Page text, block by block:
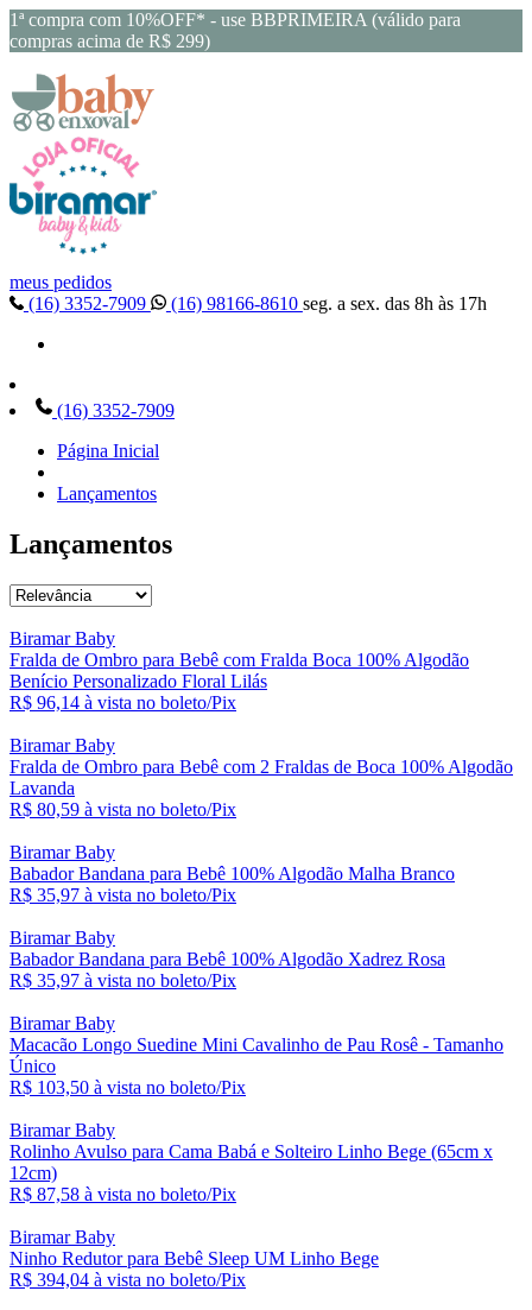
1ª compra com 10%OFF* - use BBPRIMEIRA (válido para
compras acima de R$ 299)
meus pedidos
(16) 3352-7909
(16) 98166-8610 seg. a sex. das 8h às 17h
(16) 3352-7909
Página Inicial
Lançamentos
Lançamentos
Biramar Baby
Fralda de Ombro para Bebê com Fralda Boca 100% Algodão
Benício Personalizado Floral Lilás
R$ 96,14 à vista no boleto/Pix
Biramar Baby
Fralda de Ombro para Bebê com 2 Fraldas de Boca 100% Algodão
Lavanda
R$ 80,59 à vista no boleto/Pix
Biramar Baby
Babador Bandana para Bebê 100% Algodão Malha Branco
R$ 35,97 à vista no boleto/Pix
Biramar Baby
Babador Bandana para Bebê 100% Algodão Xadrez Rosa
R$ 35,97 à vista no boleto/Pix
Biramar Baby
Macacão Longo Suedine Mini Cavalinho de Pau Rosê - Tamanho
Único
R$ 103,50 à vista no boleto/Pix
Biramar Baby
Rolinho Avulso para Cama Babá e Solteiro Linho Bege (65cm x
12cm)
R$ 87,58 à vista no boleto/Pix
Biramar Baby
Ninho Redutor para Bebê Sleep UM Linho Bege
R$ 394,04 à vista no boleto/Pix